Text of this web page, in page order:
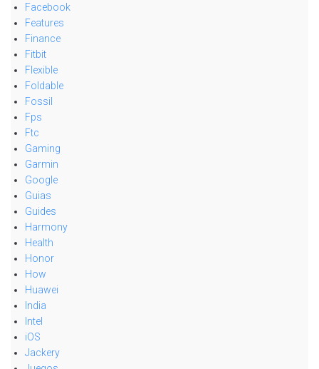
Facebook
Features
Finance
Fitbit
Flexible
Foldable
Fossil
Fps
Ftc
Gaming
Garmin
Google
Guias
Guides
Harmony
Health
Honor
How
Huawei
India
Intel
iOS
Jackery